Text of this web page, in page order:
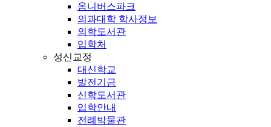
옴니버스파크
의과대학 학사정보
의학도서관
입학처
성신교정
대신학교
발전기금
신학도서관
입학안내
전례박물관